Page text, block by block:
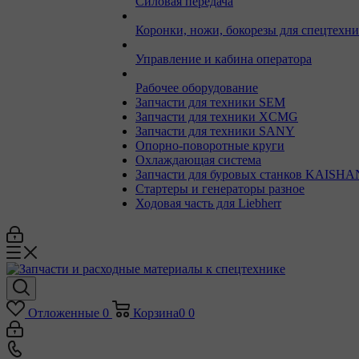
Коронки, ножи, бокорезы для
Управление и кабина оператора
Рабочее оборудование
Запчасти для техники SEM
Запчасти для техники XCMG
Запчасти для техники SANY
Опорно-поворотные круги
Охлаждающая система
Запчасти для буровых станков
Стартеры и генераторы разное
Ходовая часть для Liebherr
Отложенные 0 Корзина0 0